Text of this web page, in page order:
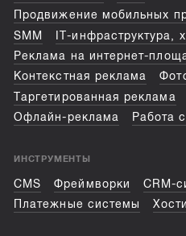
Продвижение мобильных
SMM
IT-инфраструктура,
Реклама на интернет-
Контекстная реклама
Таргетированная реклама
Офлайн-реклама
Работа
ИНСТРУМЕНТЫ
CMS Фреймворки
CRM-
Платежные системы